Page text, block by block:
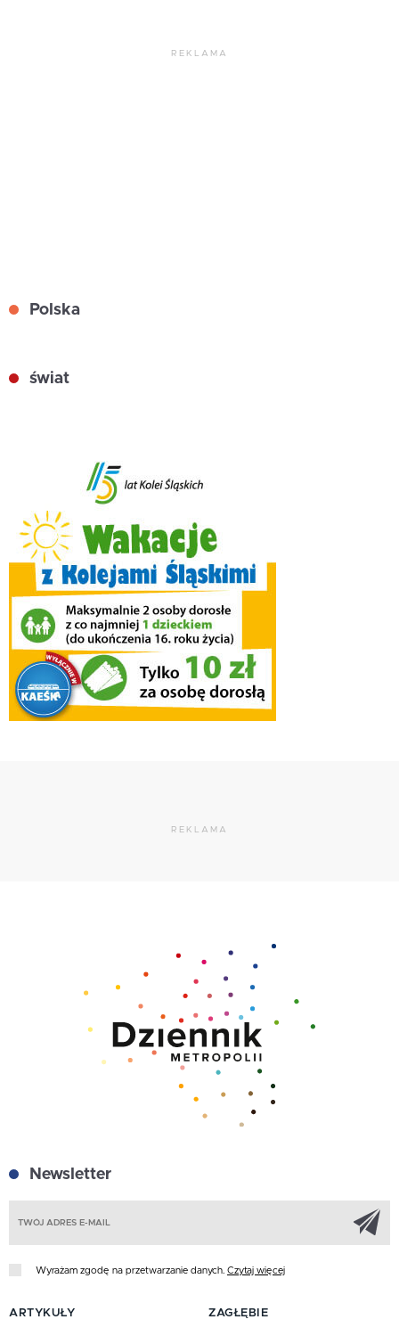
REKLAMA
Polska
świat
REKLAMA
Newsletter
Wyrażam zgodę na przetwarzanie danych. Czytaj więcej
ARTYKUŁY ZAGŁĘBIE